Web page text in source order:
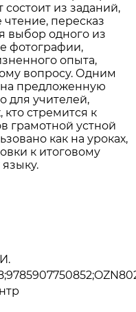
из заданий,
пересказ
выбор одного из
фотографии,
опыта,
вопросу. Одним
на предложенную
для учителей,
кто стремится к
грамотной устной
как на уроках,
к итоговому